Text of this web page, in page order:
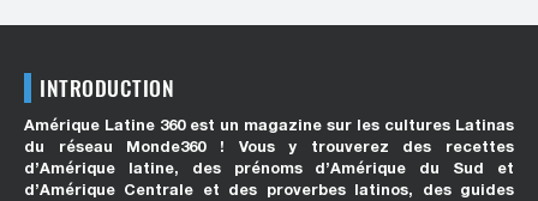
INTRODUCTION
Amérique Latine 360 est un magazine sur les cultures Latinas
du réseau Monde360 ! Vous y trouverez des recettes
d’Amérique latine, des prénoms d’Amérique du Sud et
d’Amérique Centrale et des proverbes latinos, des guides